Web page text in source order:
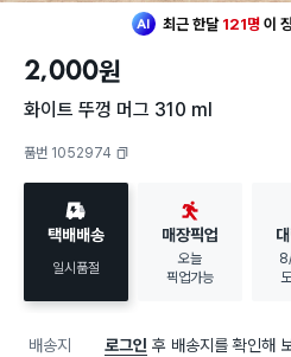
최근 한달 121명 이
2,000원
화이트 뚜껑 머그 310 ml
품번 1052974
택배배송
일시품절
매장픽업
오늘
픽업가능
배송지 로그인 후 배송지를 확인해